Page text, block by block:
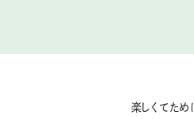
楽しくてため